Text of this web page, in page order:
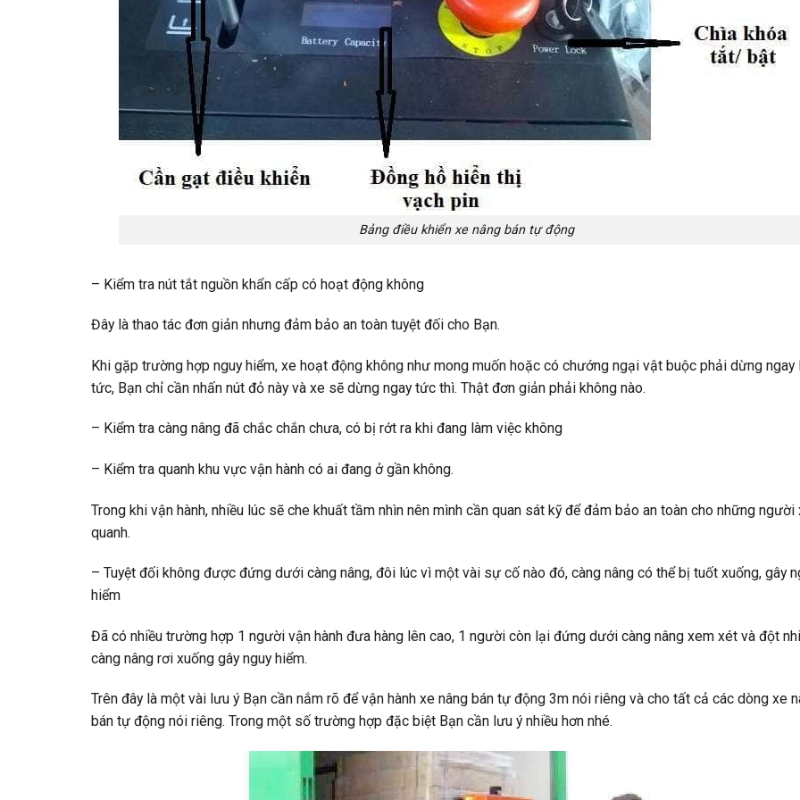
Bảng điều khiển xe nâng bán tự động
– Kiểm tra nút tắt nguồn khẩn cấp có hoạt động không
Đây là thao tác đơn giản nhưng đảm bảo an toàn tuyệt đối cho Bạn.
Khi gặp trường hợp nguy hiểm, xe hoạt động không như mong muốn hoặc có chướng ngại vật buộc phải dừng ngay
tức, Bạn chỉ cần nhấn nút đỏ này và xe sẽ dừng ngay tức thì. Thật đơn giản phải không nào.
– Kiểm tra càng nâng đã chắc chắn chưa, có bị rớt ra khi đang làm việc không
– Kiểm tra quanh khu vực vận hành có ai đang ở gần không.
Trong khi vận hành, nhiều lúc sẽ che khuất tầm nhìn nên mình cần quan sát kỹ để đảm bảo an toàn cho những người
quanh.
– Tuyệt đối không được đứng dưới càng nâng, đôi lúc vì một vài sự cố nào đó, càng nâng có thể bị tuốt xuống, gây
hiểm
Đã có nhiều trường hợp 1 người vận hành đưa hàng lên cao, 1 người còn lại đứng dưới càng nâng xem xét và đột
càng nâng rơi xuống gây nguy hiểm.
Trên đây là một vài lưu ý Bạn cần nắm rõ để vận hành xe nâng bán tự động 3m nói riêng và cho tất cả các dòng xe
bán tự động nói riêng. Trong một số trường hợp đặc biệt Bạn cần lưu ý nhiều hơn nhé.